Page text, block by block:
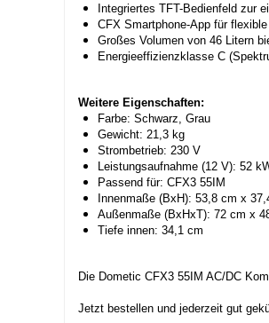
Integriertes TFT-Bedienfeld zur
CFX Smartphone-App für
Großes Volumen von 46 Litern
Energieeffizienzklasse C
Weitere Eigenschaften:
Farbe: Schwarz, Grau
Gewicht: 21,3 kg
Strombetrieb: 230 V
Leistungsaufnahme (12 V): 52
Passend für: CFX3 55IM
Innenmaße (BxH): 53,8 cm x
Außenmaße (BxHxT): 72 cm x
Tiefe innen: 34,1 cm
Die Dometic CFX3 55IM AC/DC
Jetzt bestellen und jederzeit gut